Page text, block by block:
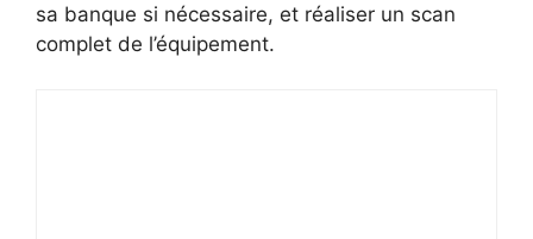
sa banque si nécessaire, et réaliser un scan
complet de l’équipement.